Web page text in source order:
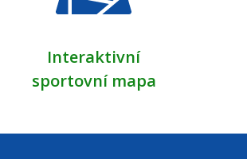
Interaktivní
sportovní mapa